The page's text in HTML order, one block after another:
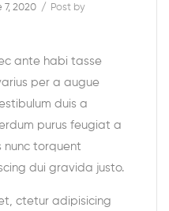
2020
Post by
ante habi tasse
per a augue
duis a
purus feugiat a
nunc torquent
dui gravida justo.
ctetur adipisicing